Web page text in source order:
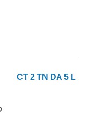
CT 2 TN DA 5 L